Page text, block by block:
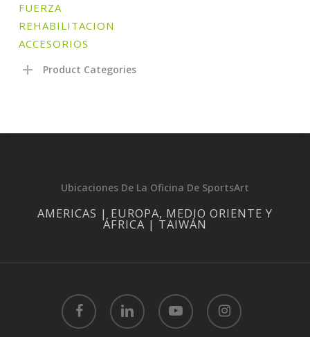
FUERZA
REHABILITACION
ACCESORIOS
Product Categories
Ubicaciones De La Oficina De SportsArt
AMERICAS | EUROPA, MEDIO ORIENTE Y
ÁFRICA | TAIWÁN
facebook linkedin youtube instagram